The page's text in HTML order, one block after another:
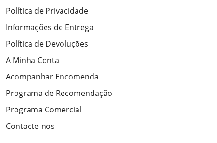
Política de Privacidade
Informações de Entrega
Política de Devoluções
A Minha Conta
Acompanhar Encomenda
Programa de Recomendação
Programa Comercial
Contacte-nos